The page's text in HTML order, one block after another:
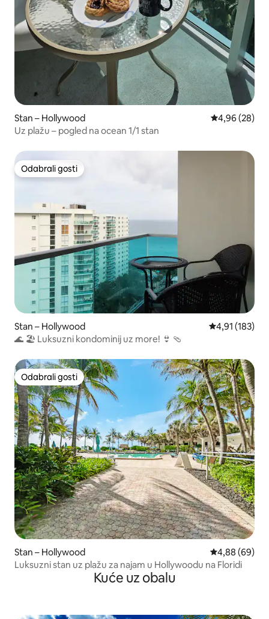
Stan – Hollywood Prosječna
4,96 (28)
Uz plažu – pogled na ocean 1/1 stan
Odabrali gosti
Odabrali gosti
Stan – Hollywood Prosječna
4,91 (183)
🌊 🏖 Luksuzni kondominij uz more! 👙 🩴
Odabrali gosti
Odabrali gosti
Stan – Hollywood Prosječna
4,88 (69)
Luksuzni stan uz plažu za najam u Hollywoodu na Floridi
Kuće uz obalu